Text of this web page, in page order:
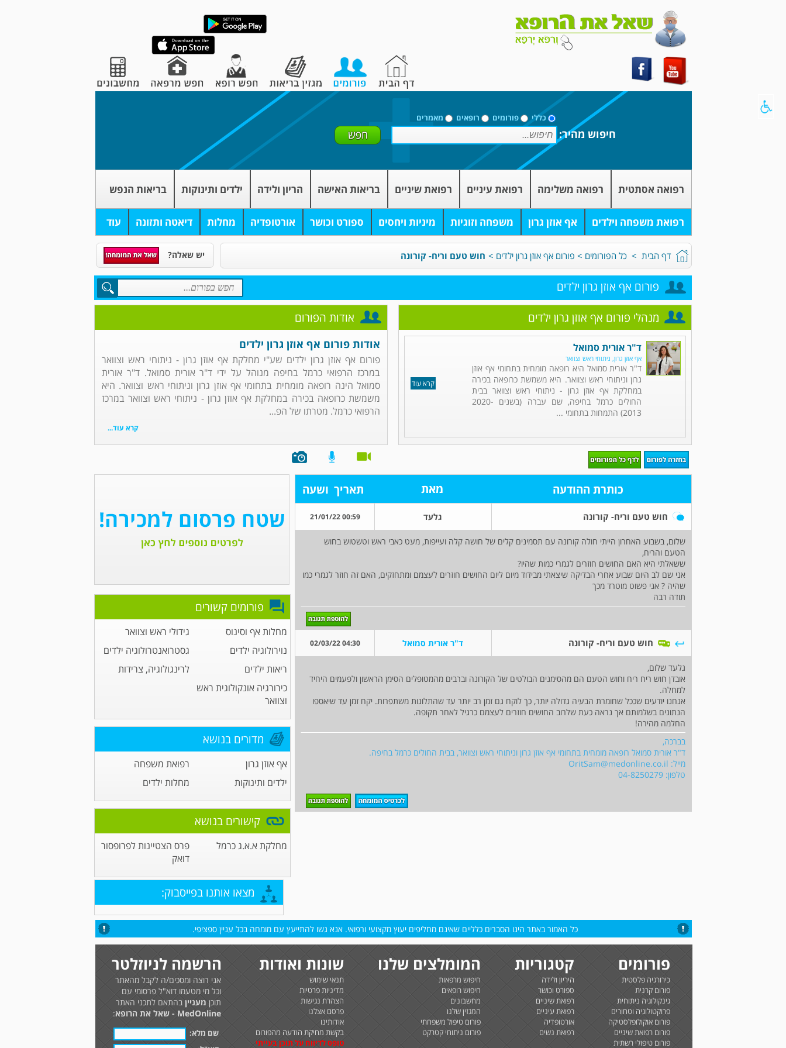
כללי פורומים רופאים מאמרים
חיפוש מהיר:
רפואה אסתטית רפואה משלימה רפואת עיניים רפואת שיניים בריאות האישה הריון ולידה ילדים ותינוקות בריאות הנפש
רפואת משפחה וילדים אף אוזן גרון משפחה וזוגיות מיניות ויחסים ספורט וכושר אורטופדיה מחלות דיאטה ותזונה עוד
דף הבית > כל הפורומים > פורום אף אוזן גרון ילדים > חוש טעם וריח- קורונה יש שאלה?
פורום אף אוזן גרון ילדים
אודות הפורום
אודות פורום אף אוזן גרון ילדים
פורום אף אוזן גרון ילדים שע"י מחלקת אף אוזן גרון - ניתוחי ראש וצוואר
במרכז הרפואי כרמל בחיפה מנוהל על ידי ד"ר אורית סמואל. ד"ר אורית
סמואל הינה רופאה מומחית בתחומי אף אוזן גרון וניתוחי ראש וצוואר. היא
משמשת כרופאה בכירה במחלקת אף אוזן גרון - ניתוחי ראש וצוואר במרכז
הרפואי כרמל. מטרתו של הפ...
קרא עוד...
מנהלי פורום אף אוזן גרון ילדים
קרא עוד
ד"ר אורית סמואל
אף אוזן גרון, ניתוחי ראש וצוואר
ד"ר אורית סמואל היא רופאה מומחית בתחומי אף אוזן
גרון וניתוחי ראש וצוואר. היא משמשת כרופאה בכירה
במחלקת אף אוזן גרון - ניתוחי ראש וצוואר בבית
החולים כרמל בחיפה, שם עברה (בשנים 2020-
2013) התמחות בתחומי ...
כותרת ההודעה מאת תאריך ושעה
חוש טעם וריח- קורונה גלעד 00:59 21/01/22
שלום, בשבוע האחרון הייתי חולה קורונה עם תסמינים קלים של חושה קלה ועייפות, מעט כאבי ראש וטשטוש בחוש
הטעם והריח,
ששאלתי היא האם החושים חוזרים לגמרי כמות שהיו?
אני שם לב היום שבוע אחרי הבדיקה שיצאתי מבידוד מיום ליום החושים חוזרים לעצמם ומתחזקים, האם זה חוזר לגמרי כמו
שהיה ? אני פשוט מוטרד מכך
תודה רבה
חוש טעם וריח- קורונה ד"ר אורית סמואל 04:30 02/03/22
גלעד שלום,
אובדן חוש ריח ריח וחוש הטעם הם מהסימנים הבולטים של הקורונה וברבים מהמטופלים הסימן הראשון ולפעמים היחיד
למחלה.
אנחנו יודעים שככל שחומרת הבעיה גדולה יותר, כך לוקח גם זמן רב יותר עד שהתלונות משתפרות. יקח זמן עד שיאספו
הנתונים בשלמותם אך נראה כעת שלרוב החושים חוזרים לעצמם כרגיל לאחר תקופה.
החלמה מהירה!
בברכה,
ד"ר אורית סמואל רופאה מומחית בתחומי אף אוזן גרון וניתוחי ראש וצוואר, בבית החולים כרמל בחיפה.
מייל: OritSam@medonline.co.il
טלפון: 04-8250279
פורומים קשורים
מחלות אף וסינוס
גידולי ראש וצוואר
נוירולוגיה ילדים
גסטרואנטרולוגיה ילדים
ריאות ילדים
לרינגולוגיה, צרידות
כירורגיה אונקולוגית ראש
וצוואר
מדורים בנושא
אף אוזן גרון
רפואת משפחה
ילדים ותינוקות
מחלות ילדים
קישורים בנושא
מחלקת א.א.ג כרמל
פרס הצטיינות לפרופסור
דואק
מצאו אותנו בפייסבוק:
כל האמור באתר הינו הסברים כלליים שאינם מחליפים יעוץ מקצועי ורפואי. אנא גשו להתייעץ עם מומחה בכל עניין ספציפי.
פורומים
כירורגיה פלסטית
פורום קרנית
גינקולוגיה ניתוחית
פרוקטולוגיה וטחורים
פורום אוקולופלסטיקה
פורום רפואת שיניים
פורום טיפולי רשתית
קטגוריות
היריון ולידה
ספורט וכושר
רפואת שיניים
רפואת עיניים
אורטופדיה
רפואת נשים
המומלצים שלנו
חיפוש מרפאות
חיפוש רופאים
מחשבונים
המגזין שלנו
פורום טיפול משפחתי
פורום ניתוחי קטרקט
שונות ואודות
תנאי שימוש
מדיניות פרטיות
הצהרת נגישות
פרסם אצלנו
אודותינו
בקשת מחיקת הודעה מהפורום
טופס לדיווח על תוכן בעייתי
הרשמה לניוזלטר
אני רוצה ומסכים/ה לקבל מהאתר
וכל מי מטעמו דוא"ל פרסומי עם
תוכן מענייןבהתאם לתכני האתר
MedOnline - שאל את הרופא
:
שם מלא: